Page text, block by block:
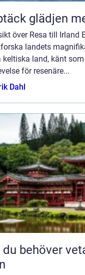
glädjen
över Resa till Irland
landets
keltiska land, känt som
för resenäre...
Dahl
behöver